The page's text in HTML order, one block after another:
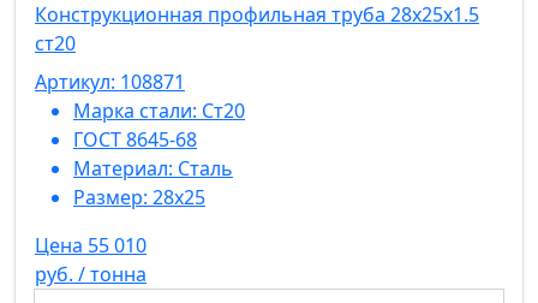
Конструкционная профильная труба 28х25х1.5
ст20
Артикул: 108871
Марка стали: Ст20
ГОСТ 8645-68
Материал: Сталь
Размер: 28х25
Цена 55 010
руб. / тонна